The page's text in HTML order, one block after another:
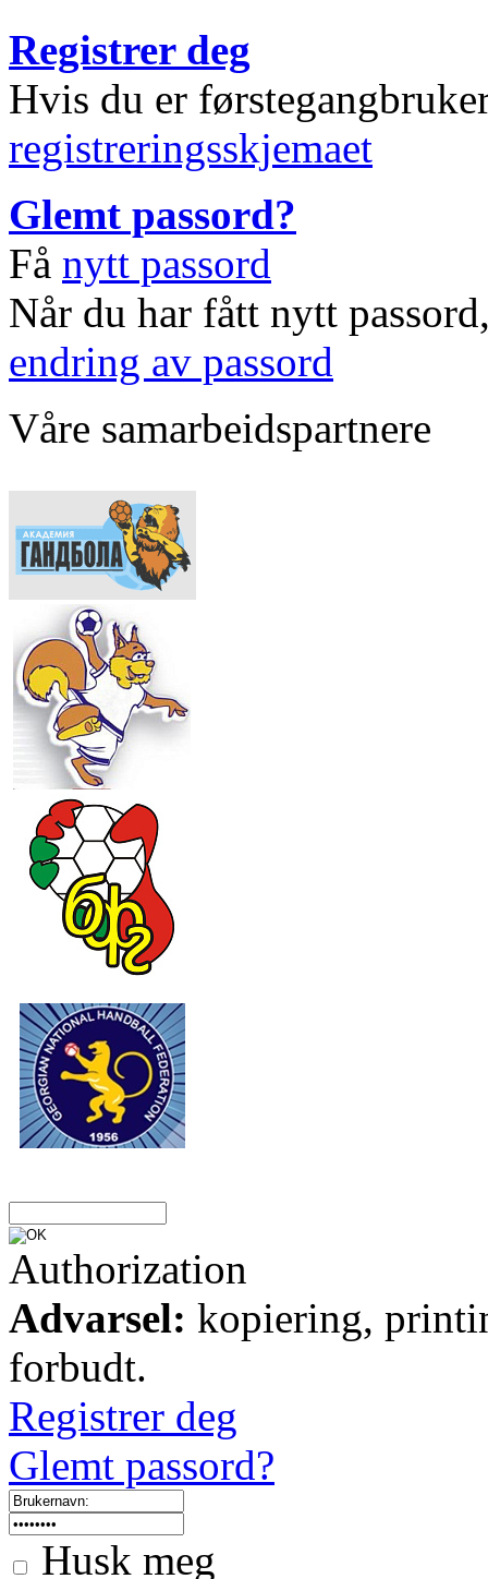
Registrer deg
Hvis du er
registreringsskjemaet
Glemt passord?
Få nytt passord
Når du har fått nytt
endring av passord
Våre samarbeidspartnere
Authorization
Advarsel: kopiering,
forbudt.
Registrer deg
Glemt passord?
Husk meg